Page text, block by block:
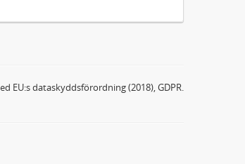
EU:s dataskyddsförordning (2018), GDPR.